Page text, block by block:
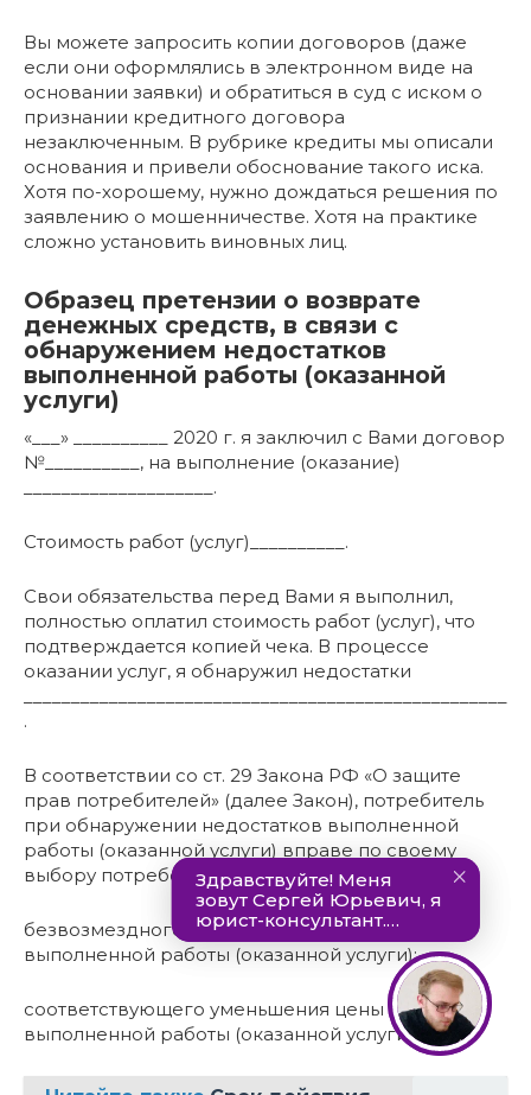
Вы можете запросить копии договоров (даже
если они оформлялись в электронном виде на
основании заявки) и обратиться в суд с иском о
признании кредитного договора
незаключенным. В рубрике кредиты мы описали
основания и привели обоснование такого иска.
Хотя по-хорошему, нужно дождаться решения по
заявлению о мошенничестве. Хотя на практике
сложно установить виновных лиц.
Образец претензии о возврате
денежных средств, в связи с
обнаружением недостатков
выполненной работы (оказанной
услуги)
«___» __________ 2020 г. я заключил с Вами договор
№__________, на выполнение (оказание)
____________________.
Стоимость работ (услуг)__________.
Свои обязательства перед Вами я выполнил,
полностью оплатил стоимость работ (услуг), что
подтверждается копией чека. В процессе
оказании услуг, я обнаружил недостатки
.
В соответствии со ст. 29 Закона РФ «О защите
прав потребителей» (далее Закон), потребитель
при обнаружении недостатков выполненной
работы (оказанной услуги) вправе по своему
выбору потребовать:
безвозмездного устранения недостатков
выполненной работы (оказанной услуги);
соответствующего уменьшения цены
выполненной работы (оказанной услуги);